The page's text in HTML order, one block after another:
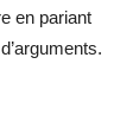
en pariant